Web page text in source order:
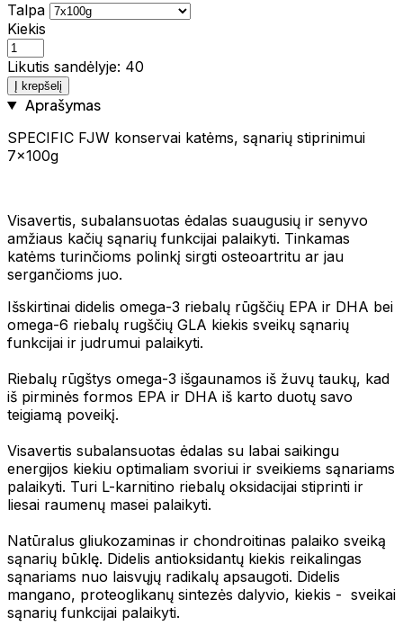
Talpa
Kiekis
Likutis sandėlyje: 40
Į krepšelį
Aprašymas
SPECIFIC FJW konservai katėms, sąnarių stiprinimui
7x100g
Visavertis, subalansuotas ėdalas suaugusių ir senyvo
amžiaus kačių sąnarių funkcijai palaikyti. Tinkamas
katėms turinčioms polinkį sirgti osteoartritu ar jau
sergančioms juo.
Išskirtinai didelis omega-3 riebalų rūgščių EPA ir DHA bei
omega-6 riebalų rugščių GLA kiekis sveikų sąnarių
funkcijai ir judrumui palaikyti.
Riebalų rūgštys omega-3 išgaunamos iš žuvų taukų, kad
iš pirminės formos EPA ir DHA iš karto duotų savo
teigiamą poveikį.
Visavertis subalansuotas ėdalas su labai saikingu
energijos kiekiu optimaliam svoriui ir sveikiems sąnariams
palaikyti. Turi L-karnitino riebalų oksidacijai stiprinti ir
liesai raumenų masei palaikyti.
Natūralus gliukozaminas ir chondroitinas palaiko sveiką
sąnarių būklę. Didelis antioksidantų kiekis reikalingas
sąnariams nuo laisvųjų radikalų apsaugoti. Didelis
mangano, proteoglikanų sintezės dalyvio, kiekis - sveikai
sąnarių funkcijai palaikyti.